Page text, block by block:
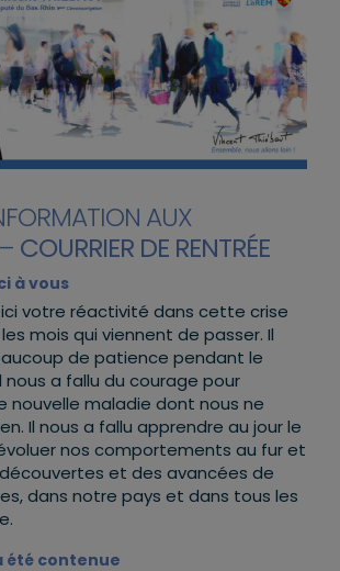
AUX
COURRIER DE RENTRÉE
à vous
ici votre réactivité dans cette crise
mois qui viennent de passer. Il
de patience pendant le
a fallu du courage pour
maladie dont nous ne
Il nous a fallu apprendre au jour le
nos comportements au fur et
et des avancées de
dans notre pays et dans tous les
été contenue